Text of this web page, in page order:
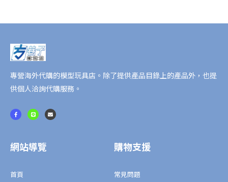
典
專營海外代購的模型玩具店。除了提供產品目錄上的產品外，也提
供個人洽詢代購服務。
F
a
c
k
-
L
i
n
E
n
v
網站導覽
首頁
購物支援
常見問題